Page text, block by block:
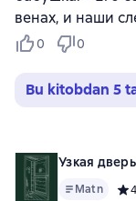
венах, и наши
0 0
Bu kitobdan 5
Узкая дверь
Matn